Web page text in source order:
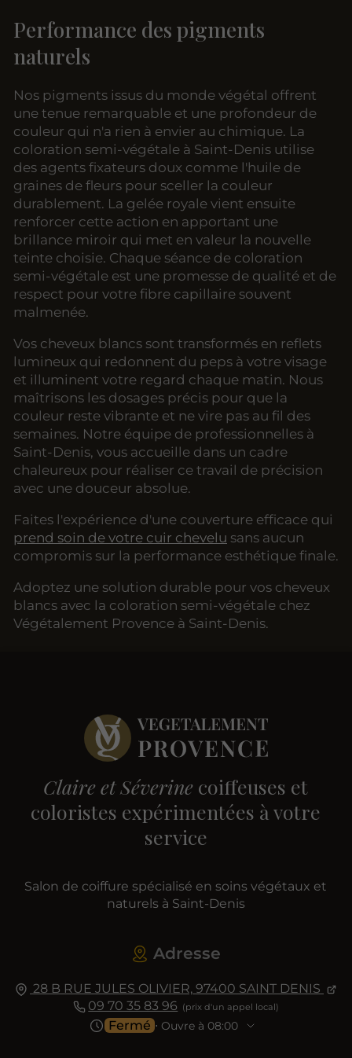
Performance des pigments
naturels
Nos pigments issus du monde végétal offrent
une tenue remarquable et une profondeur de
couleur qui n'a rien à envier au chimique. La
coloration semi-végétale à Saint-Denis utilise
des agents fixateurs doux comme l'huile de
graines de fleurs pour sceller la couleur
durablement. La gelée royale vient ensuite
renforcer cette action en apportant une
brillance miroir qui met en valeur la nouvelle
teinte choisie. Chaque séance de coloration
semi-végétale est une promesse de qualité et de
respect pour votre fibre capillaire souvent
malmenée.
Vos cheveux blancs sont transformés en reflets
lumineux qui redonnent du peps à votre visage
et illuminent votre regard chaque matin. Nous
maîtrisons les dosages précis pour que la
couleur reste vibrante et ne vire pas au fil des
semaines. Notre équipe de professionnelles à
Saint-Denis, vous accueille dans un cadre
chaleureux pour réaliser ce travail de précision
avec une douceur absolue.
Faites l'expérience d'une couverture efficace qui
prend soin de votre cuir chevelu sans aucun
compromis sur la performance esthétique finale.
Adoptez une solution durable pour vos cheveux
blancs avec la coloration semi-végétale chez
Végétalement Provence à Saint-Denis.
Claire et Séverine coiffeuses et
coloristes expérimentées à votre
service
Salon de coiffure spécialisé en soins végétaux et
naturels à Saint-Denis
Adresse
28 B RUE JULES OLIVIER, 97400 SAINT DENIS
09 70 35 83 96
Fermé ⋅ Ouvre à 08:00